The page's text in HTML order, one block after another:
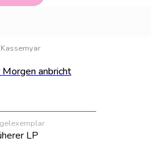
anbricht
LP